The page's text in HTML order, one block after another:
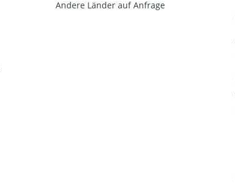
Andere Länder auf Anfrage